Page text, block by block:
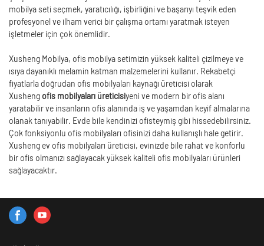
mobilya seti seçmek, yaratıcılığı, işbirliğini ve başarıyı teşvik eden
profesyonel ve ilham verici bir çalışma ortamı yaratmak isteyen
işletmeler için çok önemlidir.
Xusheng Mobilya, ofis mobilya setimizin yüksek kaliteli çizilmeye ve
ısıya dayanıklı melamin katman malzemelerini kullanır. Rekabetçi
fiyatlarla doğrudan ofis mobilyaları kaynağı üreticisi olarak
Xusheng ofis mobilyaları üreticisiyeni ve modern bir ofis alanı
yaratabilir ve insanların ofis alanında iş ve yaşamdan keyif almalarına
olanak tanıyabilir. Evde bile kendinizi ofisteymiş gibi hissedebilirsiniz.
Çok fonksiyonlu ofis mobilyaları ofisinizi daha kullanışlı hale getirir.
Xusheng ev ofis mobilyaları üreticisi, evinizde bile rahat ve konforlu
bir ofis olmanızı sağlayacak yüksek kaliteli ofis mobilyaları ürünleri
sağlayacaktır.